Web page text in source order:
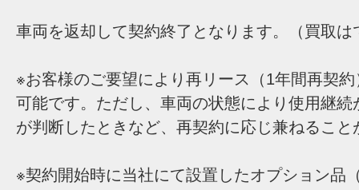
車両を返却して契約終了となります。（買取は
※お客様のご要望により再リース（1年間再契
可能です。ただし、車両の状態により使用継続
が判断したときなど、再契約に応じ兼ねること
※契約開始時に当社にて設置したオプション品